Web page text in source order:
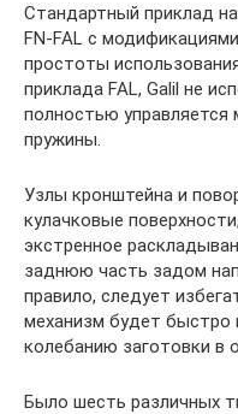
Стандартный приклад
FN-FAL с
простоты
приклада FAL, Galil не
полностью
пружины.
Узлы кронштейна и
кулачковые
экстренное
заднюю часть задом
правило, следует
механизм будет быстро
колебанию заготовки в
Было шесть различных